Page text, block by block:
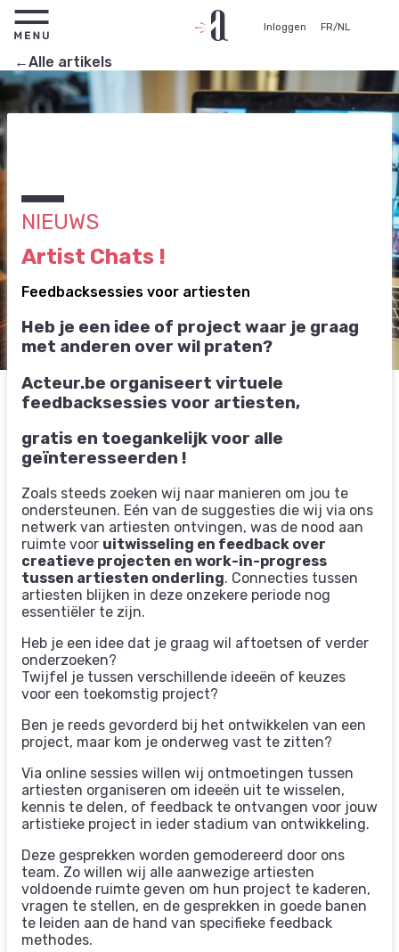
Inloggen FR/NL
←Alle artikels
NIEUWS
Artist Chats !
Feedbacksessies voor artiesten
Heb je een idee of project waar je graag
met anderen over wil praten?
Acteur.be organiseert virtuele
feedbacksessies voor artiesten,
gratis en toegankelijk voor alle
geïnteresseerden !
Zoals steeds zoeken wij naar manieren om jou te
ondersteunen. Eén van de suggesties die wij via ons
netwerk van artiesten ontvingen, was de nood aan
ruimte voor uitwisseling en feedback over
creatieve projecten en work-in-progress
tussen artiesten onderling. Connecties tussen
artiesten blijken in deze onzekere periode nog
essentiëler te zijn.
Heb je een idee dat je graag wil aftoetsen of verder
onderzoeken?
Twijfel je tussen verschillende ideeën of keuzes
voor een toekomstig project?
Ben je reeds gevorderd bij het ontwikkelen van een
project, maar kom je onderweg vast te zitten?
Via online sessies willen wij ontmoetingen tussen
artiesten organiseren om ideeën uit te wisselen,
kennis te delen, of feedback te ontvangen voor jouw
artistieke project in ieder stadium van ontwikkeling.
Deze gesprekken worden gemodereerd door ons
team. Zo willen wij alle aanwezige artiesten
voldoende ruimte geven om hun project te kaderen,
vragen te stellen, en de gesprekken in goede banen
te leiden aan de hand van specifieke feedback
methodes.